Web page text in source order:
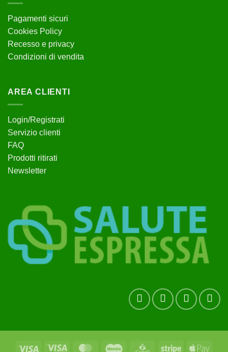
Pagamenti sicuri
Cookies Policy
Recesso e privacy
Condizioni di vendita
AREA CLIENTI
Login/Registrati
Servizio clienti
FAQ
Prodotti ritirati
Newsletter
Visa Visa MasterCardMaestro CartaSi Stripe Apple